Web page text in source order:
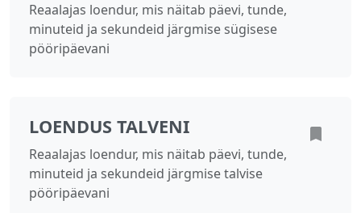
Reaalajas loendur, mis näitab päevi, tunde,
minuteid ja sekundeid järgmise sügisese
pööripäevani
LOENDUS TALVENI
Reaalajas loendur, mis näitab päevi, tunde,
minuteid ja sekundeid järgmise talvise
pööripäevani